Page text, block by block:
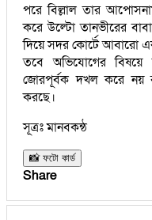
পরে বিল্লাল তার
করে উল্টো তানভীরের
দিয়ে সদর কোর্টে আবারো
তবে অভিযোগের বিষয়ে
জোরপূর্বক দখল করে নয়
করছে।
সূত্রঃ মানবকন্ঠ
📸 ফটো কার্ড
Share